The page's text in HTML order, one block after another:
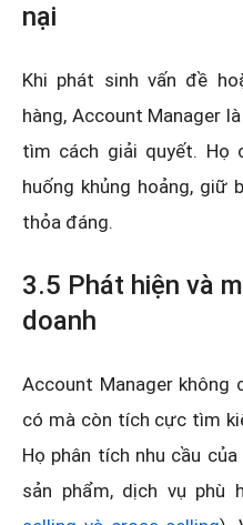
nại
Khi phát sinh vấn đề
hàng, Account Manager
tìm cách giải quyết. Họ
huống khủng hoảng, giữ
thỏa đáng.
3.5 Phát hiện và
doanh
Account Manager không
có mà còn tích cực tìm
Họ phân tích nhu cầu
sản phẩm, dịch vụ phù